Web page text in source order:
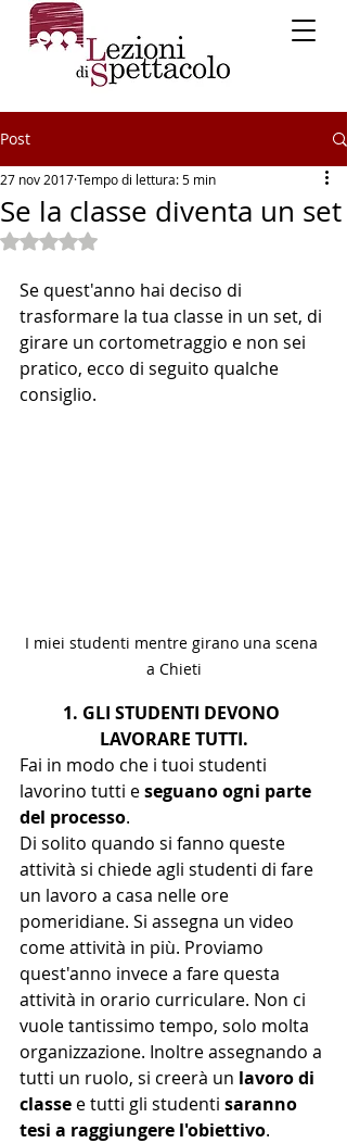
Post
Se la classe diventa un set
27 nov 2017Tempo di lettura: 5 min
Valutazione NaN stelle su 5.
Se quest'anno hai deciso di
trasformare la tua classe in un set, di
girare un cortometraggio e non sei
pratico, ecco di seguito qualche
consiglio.
I miei studenti mentre girano una scena
a Chieti
1. GLI STUDENTI DEVONO
LAVORARE TUTTI.
Fai in modo che i tuoi studenti
lavorino tutti e seguano ogni parte
del processo.
Di solito quando si fanno queste
attività si chiede agli studenti di fare
un lavoro a casa nelle ore
pomeridiane. Si assegna un video
come attività in più. Proviamo
quest'anno invece a fare questa
attività in orario curriculare. Non ci
vuole tantissimo tempo, solo molta
organizzazione. Inoltre assegnando a
tutti un ruolo, si creerà un lavoro di
classe e tutti gli studenti saranno
tesi a raggiungere l'obiettivo.